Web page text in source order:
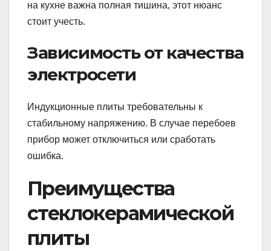
на кухне важна полная тишина, этот нюанс
стоит учесть.
Зависимость от качества
электросети
Индукционные плиты требовательны к
стабильному напряжению. В случае перебоев
прибор может отключиться или сработать
ошибка.
Преимущества
стеклокерамической
плиты